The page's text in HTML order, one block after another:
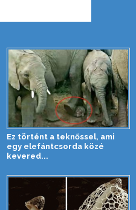
Ez történt a teknőssel, ami
egy elefántcsorda közé
kevered...